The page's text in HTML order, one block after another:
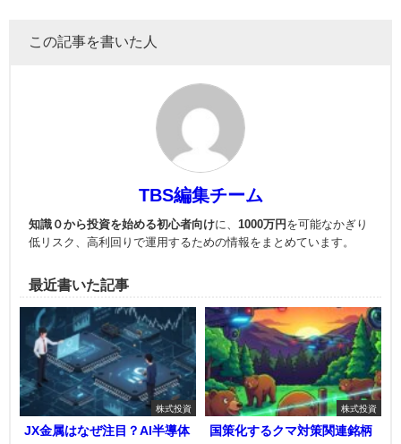
この記事を書いた人
TBS編集チーム
知識０から投資を始める初心者向けに、 1000万円 を可能なかぎり
低リスク、高利回りで運用するための情報をまとめています。
最近書いた記事
株式投資
JX金属はなぜ注目？AI半導体
株式投資
国策化するクマ対策関連銘柄